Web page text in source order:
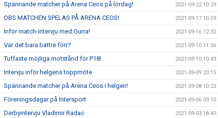
Spännande matcher på Arena Ceos på lördag! 2021-09-22 10:29
OBS MATCHEN SPELAS PÅ ARENA CEOS! 2021-09-17 10:59
Inför match-intervju med Gurra! 2021-09-16 12:32
Var det bara bättre förr? 2021-09-10 11:56
Tuffaste möjliga motstånd för P18! 2021-09-10 10:43
Intervju inför helgens toppmöte 2021-09-09 20:15
Spännande matcher på Arena Ceos i helgen! 2021-09-08 10:23
Föreningsdagar på Intersport 2021-09-06 09:10
Derbyintervju Vladimir Radac 2021-09-03 18:40